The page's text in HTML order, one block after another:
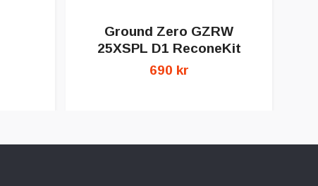
Ground Zero GZRW
25XSPL D1 ReconeKit
690 kr